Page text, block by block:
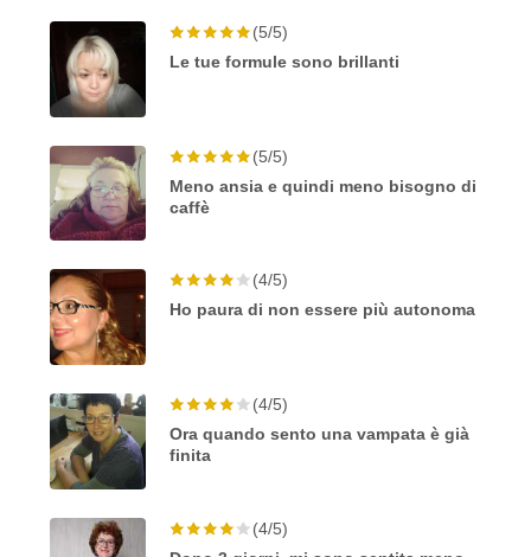
(5/5)
Le tue formule sono brillanti
(5/5)
Meno ansia e quindi meno bisogno di
caffè
(4/5)
Ho paura di non essere più autonoma
(4/5)
Ora quando sento una vampata è già
finita
(4/5)